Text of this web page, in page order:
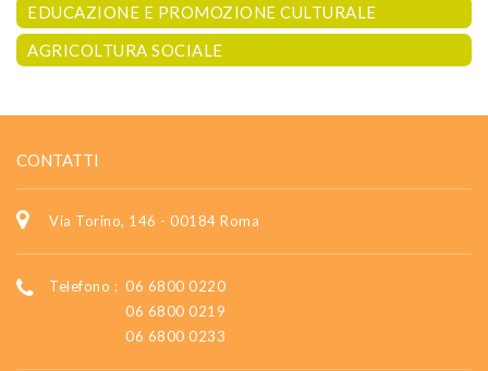
EDUCAZIONE E PROMOZIONE CULTURALE
AGRICOLTURA SOCIALE
CONTATTI
Via Torino, 146 - 00184 Roma
Telefono : 06 6800 0220
06 6800 0219
06 6800 0233